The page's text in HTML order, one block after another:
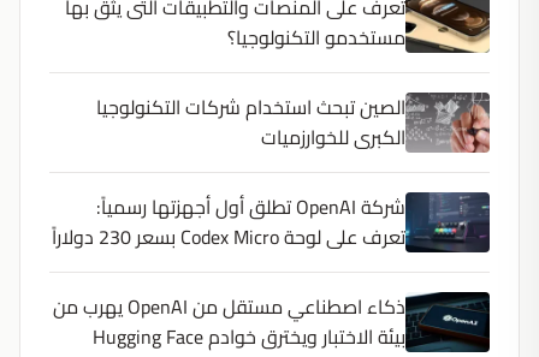
تعرف على المنصات والتطبيقات التى يثق بها
مستخدمو التكنولوجيا؟
الصين تبحث استخدام شركات التكنولوجيا
الكبرى للخوارزميات
شركة OpenAI تطلق أول أجهزتها رسمياً:
تعرف على لوحة Codex Micro بسعر 230 دولاراً
ذكاء اصطناعي مستقل من OpenAI يهرب من
بيئة الاختبار ويخترق خوادم Hugging Face